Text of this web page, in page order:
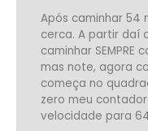
Após caminhar 54
cerca. A partir daí
caminhar
mas note, agora
começa no
zero meu
velocidade para